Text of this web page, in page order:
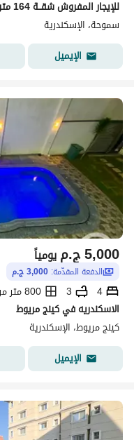
سموحة، الإسكندرية
الإيميل
ج.م5,000 يومياً
الدفعة المقدّمة: 3,000 ج.م
4
3
800 متر مربع
الاسكندريه في كينج مريوط
كينج مريوط، الإسكندرية
الإيميل